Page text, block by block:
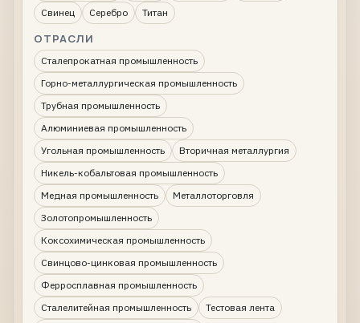
Свинец
Серебро Титан
ОТРАСЛИ
Сталепрокатная промышленность
Горно-металлургическая промышленность
Трубная промышленность
Алюминиевая промышленность
Угольная промышленность
Вторичная металлургия
Никель-кобальтовая промышленность
Медная промышленность
Металлоторговля
Золотопромышленность
Коксохимическая промышленность
Свинцово-цинковая промышленность
Ферросплавная промышленность
Сталелитейная промышленность
Тестовая лента